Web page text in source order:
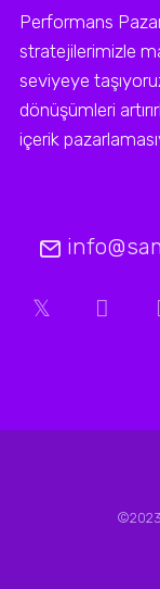
Performans
stratejilerimizle
seviyeye
dönüşümleri
içerik
©2023